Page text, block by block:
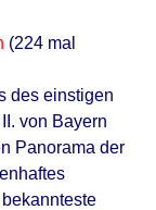
(224 mal
des einstigen
von Bayern
Panorama der